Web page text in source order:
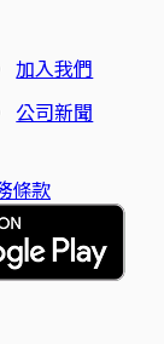
加入我們
公司新聞
條款